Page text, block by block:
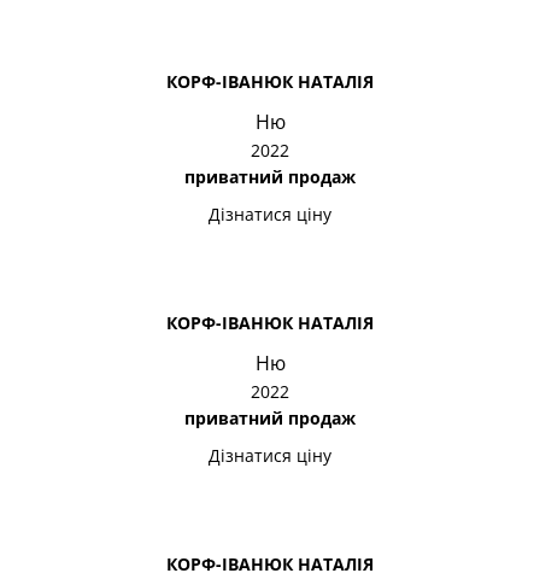
КОРФ-ІВАНЮК НАТАЛІЯ
Ню
2022
приватний продаж
Дізнатися ціну
КОРФ-ІВАНЮК НАТАЛІЯ
Ню
2022
приватний продаж
Дізнатися ціну
КОРФ-ІВАНЮК НАТАЛІЯ